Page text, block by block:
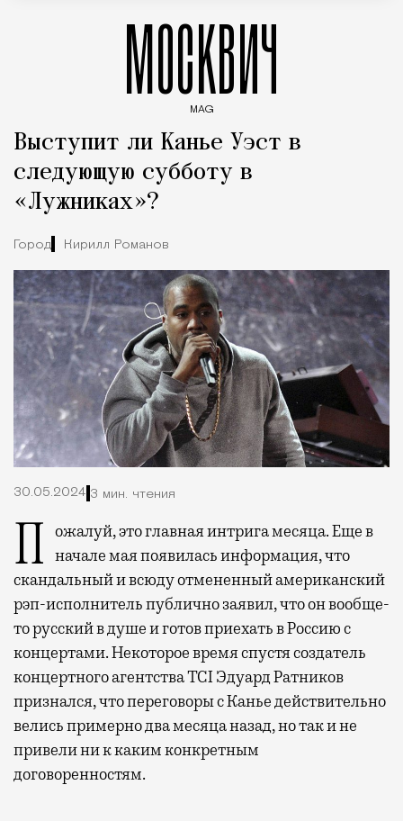
МОСКВИЧ
MAG
Выступит ли Канье Уэст в
следующую субботу в
«Лужниках»?
Город Кирилл Романов
30.05.2024 3 мин. чтения
Пожалуй, это главная интрига месяца. Еще в начале мая появилась информация, что
скандальный и всюду отмененный американский
рэп-исполнитель публично заявил, что он вообще-
то русский в душе и готов приехать в Россию с
концертами. Некоторое время спустя создатель
концертного агентства TCI Эдуард Ратников
признался, что переговоры с Канье действительно
велись примерно два месяца назад, но так и не
привели ни к каким конкретным
договоренностям.